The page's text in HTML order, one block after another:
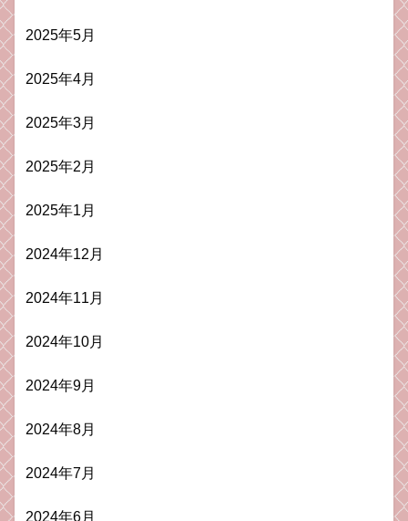
2025年5月
2025年4月
2025年3月
2025年2月
2025年1月
2024年12月
2024年11月
2024年10月
2024年9月
2024年8月
2024年7月
2024年6月